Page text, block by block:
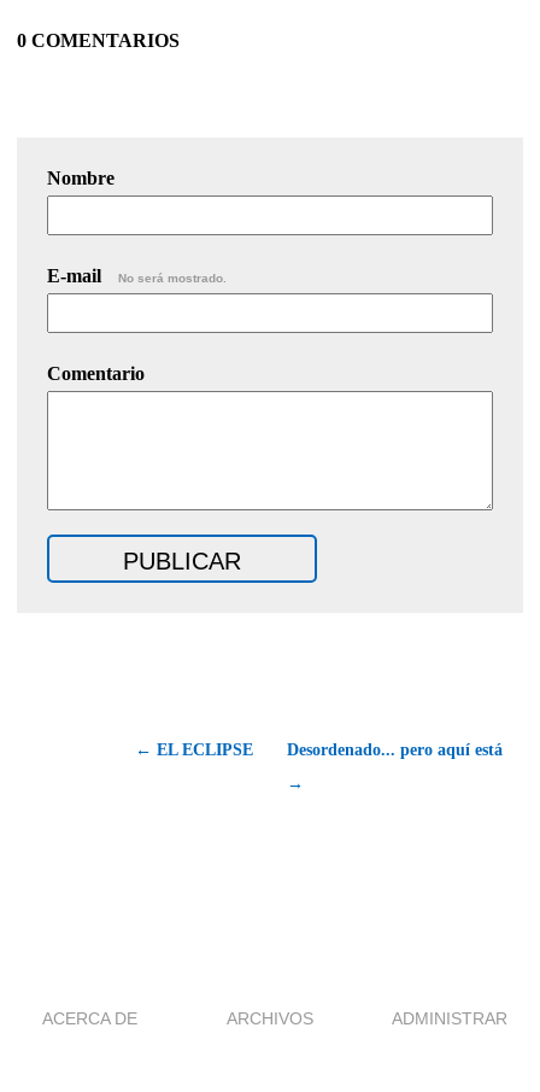
0 COMENTARIOS
Nombre
E-mail No será mostrado.
Comentario
← EL ECLIPSE
Desordenado... pero aquí está
→
ACERCA DE ARCHIVOS ADMINISTRAR